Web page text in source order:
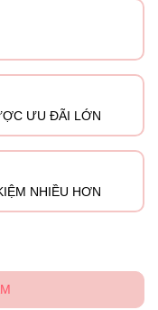
ƯU ĐÃI LỚN
NHIỀU HƠN